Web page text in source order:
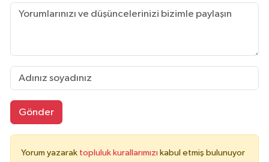
Gönder
Yorum yazarak topluluk kurallarımızı kabul etmiş bulunuyor